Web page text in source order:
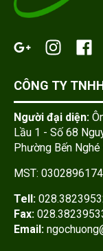
CÔNG TY
Người đại diện:
Lầu 1 - Số 68
Phường Bến
MST: 0302896174
Tell:
Fax:
Email: ngochuong